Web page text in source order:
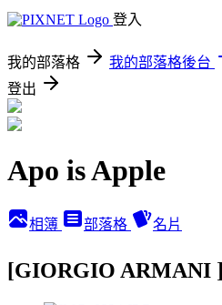
登入
我的部落格 我的部落格後台
登出
Apo is Apple
相簿 部落格 名片
[GIORGIO ARMANI